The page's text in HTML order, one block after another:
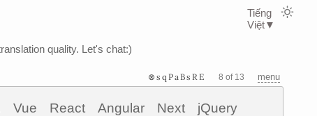
quality. Let's chat:)
⊗sqPaBsRE 8 of 13 menu
Vue React Angular Next
jQuery
Tiếng
Việt▼